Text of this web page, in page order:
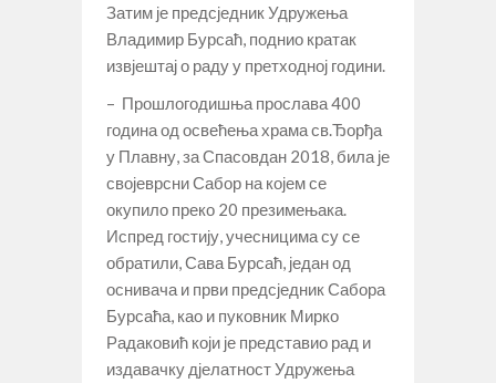
Затим је предсједник Удружења
Владимир Бурсаћ, поднио кратак
извјештај о раду у претходној години.
– Прошлогодишња прослава 400
година од освећења храма св.Ђорђа
у Плавну, за Спасовдан 2018, била је
својеврсни Сабор на којем се
окупило преко 20 презимењака.
Испред гостију, учесницима су се
обратили, Сава Бурсаћ, један од
оснивача и први предсједник Сабора
Бурсаћа, као и пуковник Мирко
Радаковић који је представио рад и
издавачку дјелатност Удружења